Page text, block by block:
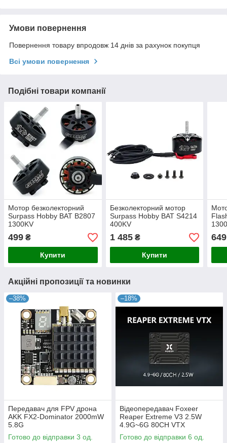
Умови повернення
Повернення товару впродовж 14 днів за рахунок покупця
Всі умови повернення
Подібні товари компанії
Мотор безколекторний
Surpass Hobby BAT B2807
1300KV
499 ₴
Купити
Безколекторний мотор
Surpass Hobby BAT S4214
400KV
1 485₴
Купити
649
Акційні пропозиції та новинки
–38%
Передавач для FPV дрона
AKK FX2-Dominator 2000mW
5.8G
Готово до відправки 3 од.
–18%
Відеопередавач Foxeer
Reaper Extreme V3 2.5W
4.9G~6G 80CH VTX
Готово до відправки 6 од.